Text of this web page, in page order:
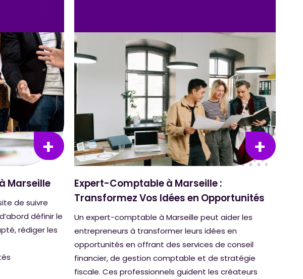
Marseille
de suivre
définir le
rédiger les
Expert-Comptable à Marseille :
Transformez Vos Idées en Opportunités
Un expert-comptable à Marseille peut aider les
entrepreneurs à transformer leurs idées en
opportunités en offrant des services de conseil
financier, de gestion comptable et de stratégie
fiscale. Ces professionnels guident les créateurs